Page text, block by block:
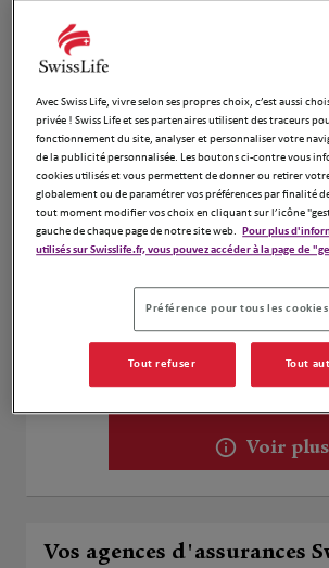
1
2.32 km
67160 Wissembourg
Fermé aujourd'hui
Numéro
Voir plus
Séverine Jouy
12 RUE NICOLAS THUROT
Fermé aujourd'hui
Voir plus
Vos agences d'assurances
Avec Swiss Life, vivre selon ses propres choix, c’est aussi
privée ! Swiss Life et ses partenaires utilisent des traceurs
fonctionnement du site, analyser et personnaliser votre
de la publicité personnalisée. Les boutons ci-contre vous
cookies utilisés et vous permettent de donner ou retirer
globalement ou de paramétrer vos préférences par finalité
tout moment modifier vos choix en cliquant sur l’icône
gauche de chaque page de notre site web. Pour plus
utilisés sur Swisslife.fr, vous pouvez accéder à la page de
Préférence pour tous les cookies
Tout refuser Tout